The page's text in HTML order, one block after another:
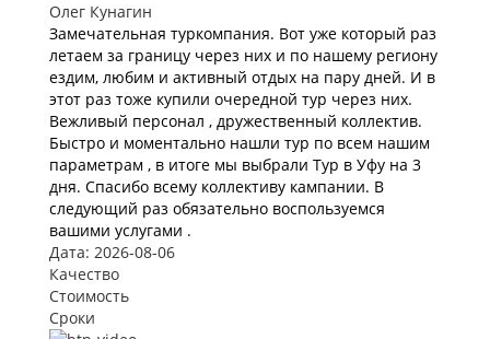
Олег Кунагин
Замечательная туркомпания. Вот уже который раз
летаем за границу через них и по нашему региону
ездим, любим и активный отдых на пару дней. И в
этот раз тоже купили очередной тур через них.
Вежливый персонал , дружественный коллектив.
Быстро и моментально нашли тур по всем нашим
параметрам , в итоге мы выбрали Тур в Уфу на 3
дня. Спасибо всему коллективу кампании. В
следующий раз обязательно воспользуемся
вашими услугами .
Дата: 2026-08-06
Качество
Стоимость
Сроки